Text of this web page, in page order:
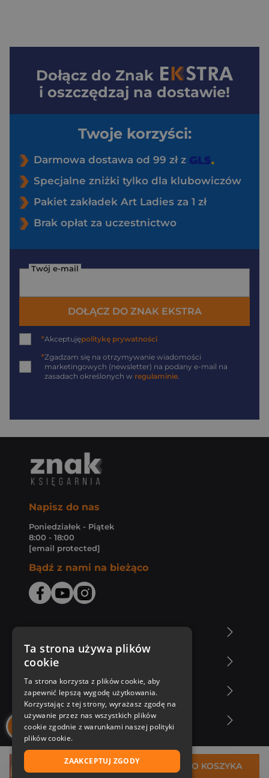
35,91 zł DO KOSZYKA
Dołącz do Znak
i oszczędzaj na dostawie!
Twoje korzyści:
Darmowa dostawa od 99 zł z
Specjalne zniżki tylko dla klubowiczów
Pakiet zakładek Art Ladies za 1 zł
Brak opłat za uczestnictwo
Twój e-mail
DOŁĄCZ DO ZNAK EKSTRA
*Akceptujępolitykę prywatności
*Zgadzam się na otrzymywanie wiadomości
marketingowych (newsletter) na podany e-mail na
zasadach określonych w regulaminie.
Napisz do nas
Poniedziałek - Piątek
8:00 - 18:00
[email protected]
Bądź z nami na bieżąco
Zakupy u nas
Nasza oferta
Nasi autorzy
Ta strona używa plików
cookie
Ta strona korzysta z plików cookie, aby
zapewnić lepszą wygodę użytkowania.
Korzystając z tej strony, wyrażasz zgodę na
używanie przez nas wszystkich plików
cookie zgodnie z warunkami naszej polityki
plików cookie.
ZAAKCEPTUJ ZGODY